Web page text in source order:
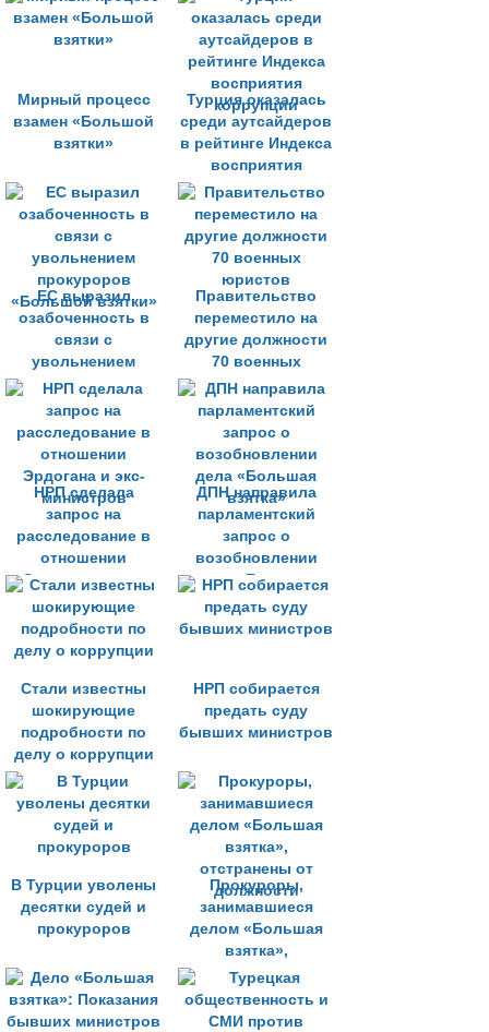
долларов
Мирный процесс
взамен «Большой
взятки»
Турция оказалась
среди аутсайдеров
в рейтинге Индекса
восприятия
коррупции
ЕС выразил
озабоченность в
связи с
увольнением
прокуроров
«Большой взятки»
Правительство
переместило на
другие должности
70 военных
юристов
НРП сделала
запрос на
расследование в
отношении
Эрдогана и экс-
министров
ДПН направила
парламентский
запрос о
возобновлении
дела «Большая
взятка»
Cтали известны
шокирующие
подробности по
делу о коррупции
НРП собирается
предать суду
бывших министров
В Турции уволены
десятки судей и
прокуроров
Прокуроры,
занимавшиеся
делом «Большая
взятка»,
отстранены от
должности